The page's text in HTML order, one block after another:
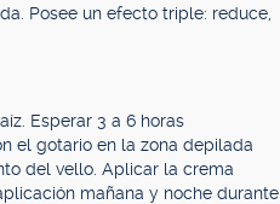
Posee un efecto triple: reduce,
Esperar 3 a 6 horas
el gotario en la zona depilada
del vello. Aplicar la crema
mañana y noche durante